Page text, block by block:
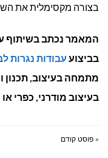
בצורה מקסימלית את
בביצוע עבודות נגרות
מתמחה בעיצוב, תכנון
בעיצוב מודרני, כפרי או
« פוסט קודם